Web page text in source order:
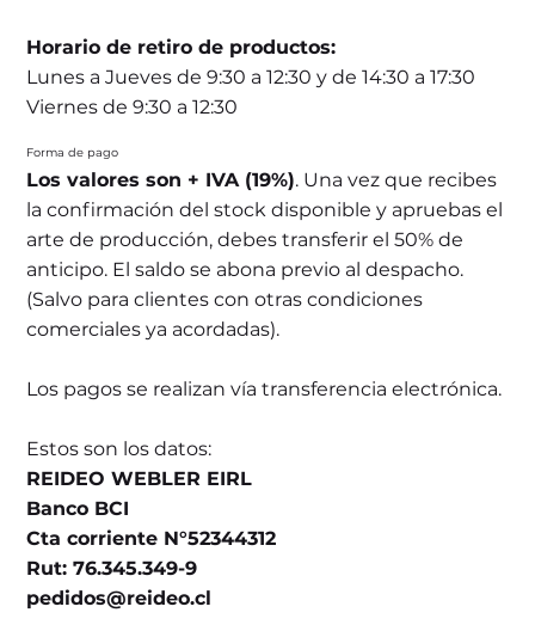
Horario de retiro de productos:
Lunes a Jueves de 9:30 a 12:30 y de 14:30 a 17:30
Viernes de 9:30 a 12:30
Forma de pago
Los valores son + IVA (19%). Una vez que recibes
la confirmación del stock disponible y apruebas el
arte de producción, debes transferir el 50% de
anticipo. El saldo se abona previo al despacho.
(Salvo para clientes con otras condiciones
comerciales ya acordadas).
Los pagos se realizan vía transferencia electrónica.
Estos son los datos:
REIDEO WEBLER EIRL
Banco BCI
Cta corriente N°52344312
Rut: 76.345.349-9
pedidos@reideo.cl